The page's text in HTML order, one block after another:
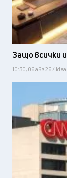
Защо всички
10:30, 06 авг 26 /